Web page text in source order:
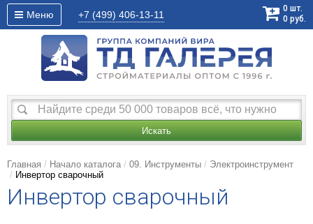
Меню +7 (499) 406-13-11
0 шт.
0 руб.
Искать
Главная Начало каталога 09. Инструменты
Электроинструмент
Инвертор сварочный
Инвертор сварочный